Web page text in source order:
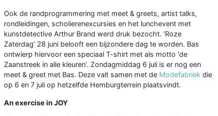
Ook de randprogrammering met meet & greets, artist talks,
rondleidingen, scholierenexcursies en het lunchevent met
kunstdetective Arthur Brand werd druk bezocht. ‘Roze
Zaterdag’ 28 juni belooft een bijzondere dag te worden. Bas
ontwierp hiervoor een speciaal T-shirt met als motto ‘de
Zaanstreek in alle kleuren’. Zondagmiddag 6 juli is er nog een
meet & greet met Bas. Deze valt samen met de Modefabriek die
op 6 en 7 juli op hetzelfde Hemburgterrein plaatsvindt.
An exercise in JOY